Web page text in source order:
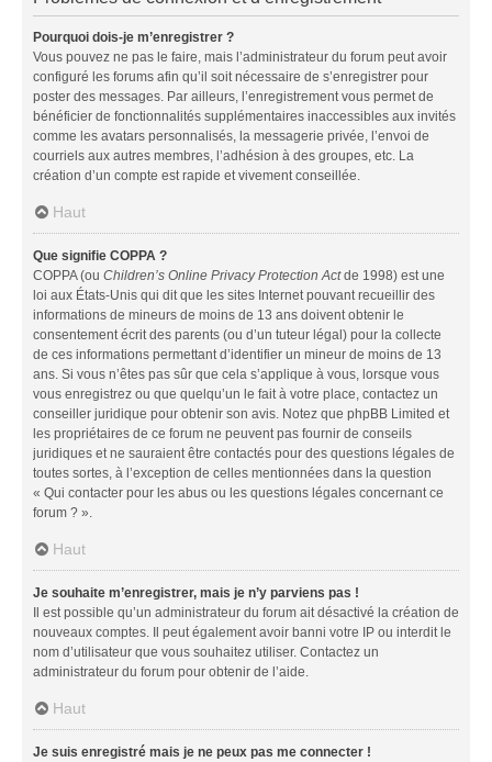
Pourquoi dois-je m’enregistrer ?
Vous pouvez ne pas le faire, mais l’administrateur du forum peut avoir
configuré les forums afin qu’il soit nécessaire de s’enregistrer pour
poster des messages. Par ailleurs, l’enregistrement vous permet de
bénéficier de fonctionnalités supplémentaires inaccessibles aux invités
comme les avatars personnalisés, la messagerie privée, l’envoi de
courriels aux autres membres, l’adhésion à des groupes, etc. La
création d’un compte est rapide et vivement conseillée.
Haut
Que signifie COPPA ?
COPPA (ou Children’s Online Privacy Protection Actde 1998) est une
loi aux États-Unis qui dit que les sites Internet pouvant recueillir des
informations de mineurs de moins de 13 ans doivent obtenir le
consentement écrit des parents (ou d’un tuteur légal) pour la collecte
de ces informations permettant d’identifier un mineur de moins de 13
ans. Si vous n’êtes pas sûr que cela s’applique à vous, lorsque vous
vous enregistrez ou que quelqu’un le fait à votre place, contactez un
conseiller juridique pour obtenir son avis. Notez que phpBB Limited et
les propriétaires de ce forum ne peuvent pas fournir de conseils
juridiques et ne sauraient être contactés pour des questions légales de
toutes sortes, à l’exception de celles mentionnées dans la question
« Qui contacter pour les abus ou les questions légales concernant ce
forum ? ».
Haut
Je souhaite m’enregistrer, mais je n’y parviens pas !
Il est possible qu’un administrateur du forum ait désactivé la création de
nouveaux comptes. Il peut également avoir banni votre IP ou interdit le
nom d’utilisateur que vous souhaitez utiliser. Contactez un
administrateur du forum pour obtenir de l’aide.
Haut
Je suis enregistré mais je ne peux pas me connecter !